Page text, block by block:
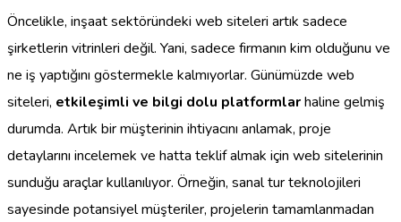
Öncelikle, inşaat sektöründeki web siteleri artık sadece
şirketlerin vitrinleri değil. Yani, sadece firmanın kim olduğunu ve
ne iş yaptığını göstermekle kalmıyorlar. Günümüzde web
siteleri, etkileşimli ve bilgi dolu platformlarhaline gelmiş
durumda. Artık bir müşterinin ihtiyacını anlamak, proje
detaylarını incelemek ve hatta teklif almak için web sitelerinin
sunduğu araçlar kullanılıyor. Örneğin, sanal tur teknolojileri
sayesinde potansiyel müşteriler, projelerin tamamlanmadan